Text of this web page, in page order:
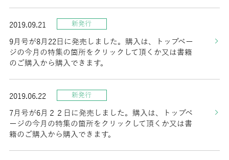
2019.09.21 新発行
9月号が8月22日に発売しました。購入は、トップペー
ジの今月の特集の箇所をクリックして頂くか又は書籍
のご購入から購入できます。
2019.06.22 新発行
7月号が6月２２日に発売しました。購入は、トップペ
ージの今月の特集の箇所をクリックして頂くか又は書
籍のご購入から購入できます。